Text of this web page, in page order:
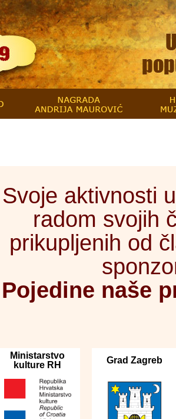
Svoje aktivnosti
radom svojih
prikupljenih od
Pojedine naše
Ministarstvo
kulture RH
Grad Zagreb